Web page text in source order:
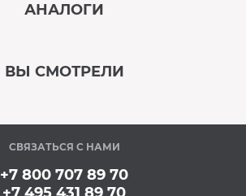
АНАЛОГИ
ВЫ СМОТРЕЛИ
В наличии
СВЯЗАТЬСЯ С НАМИ
+7 800 707 89 70